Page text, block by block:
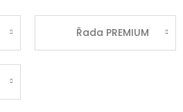
Řada PREMIUM